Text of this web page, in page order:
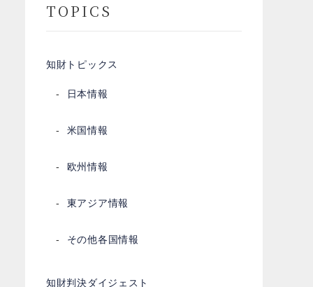
TOPICS
知財トピックス
日本情報
米国情報
欧州情報
東アジア情報
その他各国情報
知財判決ダイジェスト